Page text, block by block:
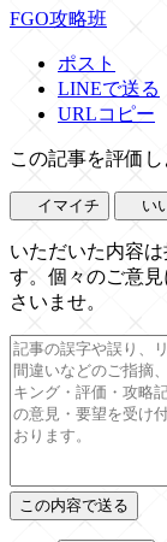
FGO攻略班
ポスト
LINEで送る
URLコピー
この記事を評価し
イマイチ い
いただいた内容
す。個々のご意
さいませ。